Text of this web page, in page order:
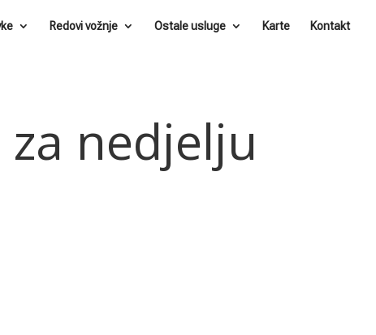
Redovi vožnje Ostale usluge Karte Kontakt
nedjelju